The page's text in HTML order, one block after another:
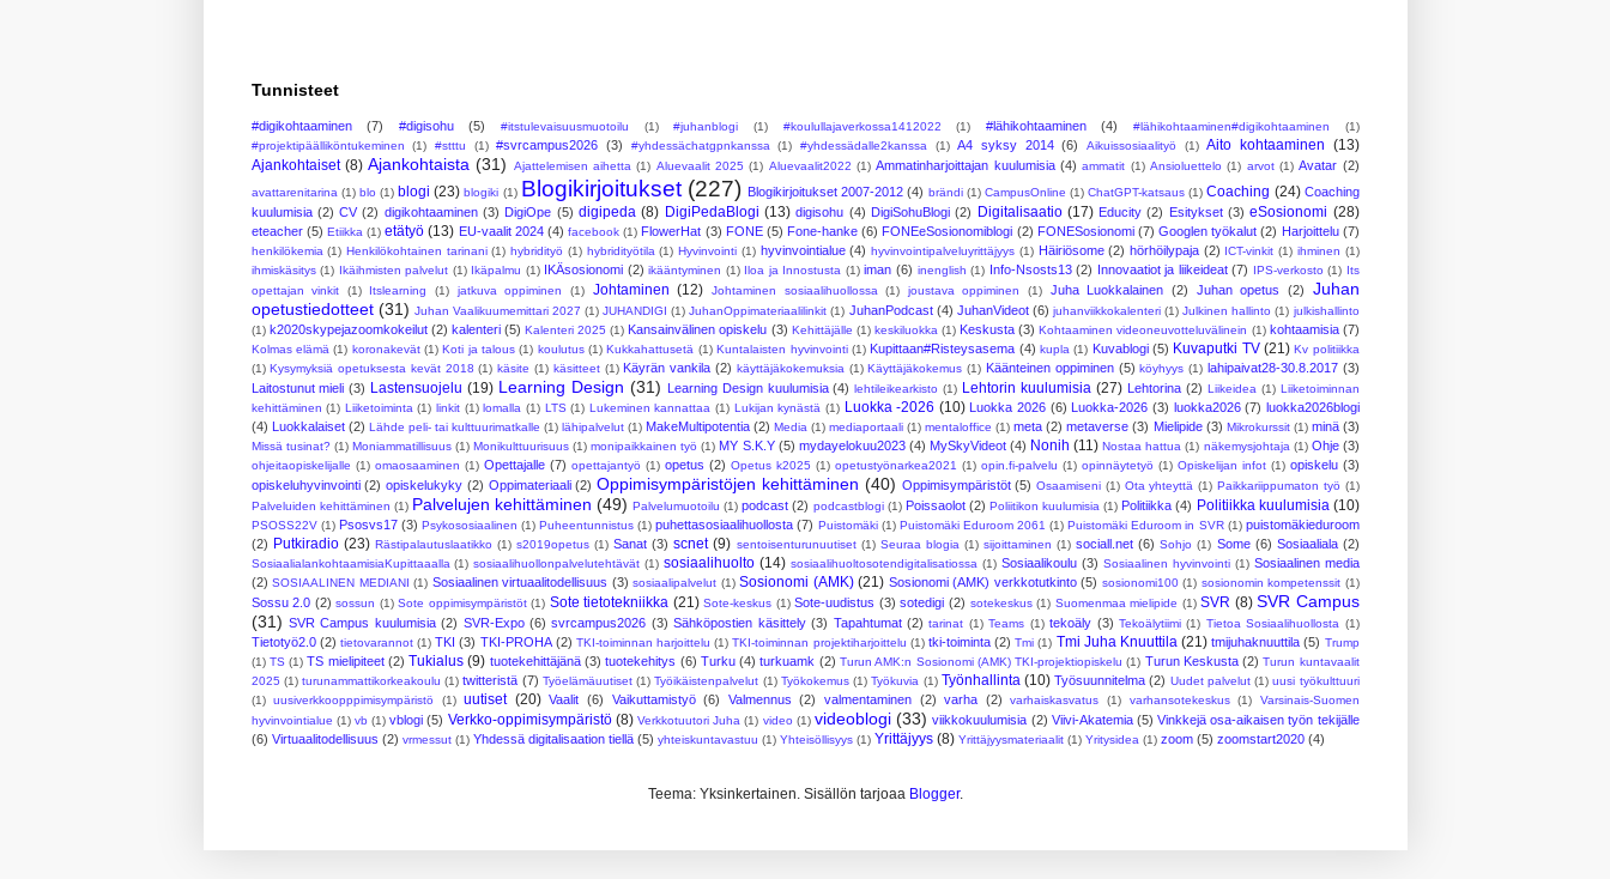
Tunnisteet
#digikohtaaminen (7) #digisohu (5) #itstulevaisuusmuotoilu (1) #juhanblogi (1) #koulullajaverkossa1412022 (1) #lähikohtaaminen (4) #lähikohtaaminen#digikohtaaminen
(1)
#projektipäälliköntukeminen
(1) #stttu (1) #svrcampus2026 (3) #yhdessächatgpnkanssa (1) #yhdessädalle2kanssa (1) A4 syksy 2014 (6) Aikuissosiaalityö (1) Aito kohtaaminen (13)
Ajankohtaiset (8) Ajankohtaista (31) Ajattelemisen aihetta (1) Aluevaalit 2025 (1) Aluevaalit2022 (1) Ammatinharjoittajan kuulumisia (4) ammatit (1) Ansioluettelo (1) arvot (1) Avatar (2)
avattarenitarina (1) blo (1) blogi (23) blogiki (1) Blogikirjoitukset (227) Blogikirjoitukset 2007-2012 (4) brändi (1) CampusOnline (1) ChatGPT-katsaus (1) Coaching (24) Coaching
kuulumisia (2) CV (2) digikohtaaminen (3) DigiOpe (5) digipeda (8) DigiPedaBlogi (13) digisohu (4) DigiSohuBlogi (2) Digitalisaatio (17) Educity (2) Esitykset (3) eSosionomi (28)
eteacher (5) Etiikka (1) etätyö (13) EU-vaalit 2024 (4) facebook (1) FlowerHat (3) FONE (5) Fone-hanke (6) FONEeSosionomiblogi (2) FONESosionomi (7) Googlen työkalut (2) Harjoittelu (7)
henkilökemia (1) Henkilökohtainen tarinani (1) hybridityö (1) hybridityötila (1) Hyvinvointi (1) hyvinvointialue (4) hyvinvointipalveluyrittäjyys (1) Häiriösome (2) hörhöilypaja (2) ICT-vinkit (1) ihminen (1)
ihmiskäsitys (1) Ikäihmisten palvelut (1) Ikäpalmu (1) IKÄsosionomi (2) ikääntyminen (1) Iloa ja Innostusta (1) iman (6) inenglish (1) Info-Nsosts13 (2) Innovaatiot ja liikeideat (7) IPS-verkosto (1) Its
opettajan vinkit
(1) Itslearning (1) jatkuva oppiminen (1) Johtaminen (12) Johtaminen sosiaalihuollossa (1) joustava oppiminen (1) Juha Luokkalainen (2) Juhan opetus (2)
Juhan
opetustiedotteet (31) Juhan Vaalikuumemittari 2027 (1) JUHANDIGI (1) JuhanOppimateriaalilinkit (1) JuhanPodcast (4) JuhanVideot (6) juhanviikkokalenteri (1) Julkinen hallinto (1) julkishallinto
(1) k2020skypejazoomkokeilut (2) kalenteri (5) Kalenteri 2025 (1) Kansainvälinen opiskelu (3) Kehittäjälle (1) keskiluokka (1) Keskusta (3) Kohtaaminen videoneuvotteluvälinein (1) kohtaamisia (7)
Kolmas elämä (1) koronakevät (1) Koti ja talous (1) koulutus (1) Kukkahattusetä (1) Kuntalaisten hyvinvointi (1) Kupittaan#Risteysasema (4) kupla (1) Kuvablogi (5) Kuvaputki TV (21) Kv politiikka
(1) Kysymyksiä opetuksesta kevät 2018 (1) käsite (1) käsitteet (1) Käyrän vankila (2) käyttäjäkokemuksia (1) Käyttäjäkokemus (1) Käänteinen oppiminen (5) köyhyys (1) lahipaivat28-30.8.2017 (3)
Laitostunut mieli (3) Lastensuojelu (19) Learning Design (31) Learning Design kuulumisia (4) lehtileikearkisto (1) Lehtorin kuulumisia (27) Lehtorina (2) Liikeidea (1) Liiketoiminnan
kehittäminen (1) Liiketoiminta (1) linkit (1) lomalla (1) LTS (1) Lukeminen kannattaa (1) Lukijan kynästä (1) Luokka -2026 (10) Luokka 2026 (6) Luokka-2026 (3) luokka2026 (7) luokka2026blogi
(4) Luokkalaiset (2) Lähde peli- tai kulttuurimatkalle (1) lähipalvelut (1) MakeMultipotentia (2) Media (1) mediaportaali (1) mentaloffice (1) meta (2) metaverse (3) Mielipide (3) Mikrokurssit (1) minä (3)
Missä tusinat? (1) Moniammatillisuus (1) Monikulttuurisuus (1) monipaikkainen työ (1) MY S.K.Y (5) mydayelokuu2023 (4) MySkyVideot (4) Nonih (11) Nostaa hattua (1) näkemysjohtaja (1) Ohje (3)
ohjeitaopiskelijalle (1) omaosaaminen (1) Opettajalle (7) opettajantyö (1) opetus (2) Opetus k2025 (1) opetustyönarkea2021 (1) opin.fi-palvelu (1) opinnäytetyö (1) Opiskelijan infot (1) opiskelu (3)
opiskeluhyvinvointi (2) opiskelukyky (2) Oppimateriaali (2) Oppimisympäristöjen kehittäminen (40) Oppimisympäristöt (5) Osaamiseni (1) Ota yhteyttä (1) Paikkariippumaton työ (1)
Palveluiden kehittäminen (1) Palvelujen kehittäminen (49) Palvelumuotoilu (1) podcast (2) podcastblogi (1) Poissaolot (2) Poliitikon kuulumisia (1) Politiikka (4) Politiikka kuulumisia (10)
PSOSS22V (1) Psosvs17 (3) Psykososiaalinen (1) Puheentunnistus (1) puhettasosiaalihuollosta (7) Puistomäki (1) Puistomäki Eduroom 2061 (1) Puistomäki Eduroom in SVR (1) puistomäkieduroom
(2) Putkiradio (23) Rästipalautuslaatikko (1) s2019opetus (1) Sanat (3) scnet (9) sentoisenturunuutiset (1) Seuraa blogia (1) sijoittaminen (1) sociall.net (6) Sohjo (1) Some (6) Sosiaaliala (2)
SosiaalialankohtaamisiaKupittaaalla (1) sosiaalihuollonpalvelutehtävät (1) sosiaalihuolto (14) sosiaalihuoltosotendigitalisatiossa (1) Sosiaalikoulu (3) Sosiaalinen hyvinvointi (1) Sosiaalinen media
(2) SOSIAALINEN MEDIANI (1) Sosiaalinen virtuaalitodellisuus (3) sosiaalipalvelut (1) Sosionomi (AMK) (21) Sosionomi (AMK) verkkotutkinto (5) sosionomi100 (1) sosionomin kompetenssit (1)
Sossu 2.0 (2) sossun (1) Sote oppimisympäristöt (1) Sote tietotekniikka (21) Sote-keskus (1) Sote-uudistus (3) sotedigi (2) sotekeskus (1) Suomenmaa mielipide (1) SVR (8) SVR Campus
(31) SVR Campus kuulumisia (2) SVR-Expo (6) svrcampus2026 (3) Sähköpostien käsittely (3) Tapahtumat (2) tarinat (1) Teams (1) tekoäly (3) Tekoälytiimi (1) Tietoa Sosiaalihuollosta (1)
Tietotyö2.0 (2) tietovarannot (1) TKI (3) TKI-PROHA (2) TKI-toiminnan harjoittelu (1) TKI-toiminnan projektiharjoittelu (1) tki-toiminta (2) Tmi (1) Tmi Juha Knuuttila (21) tmijuhaknuuttila (5) Trump
(1) TS (1) TS mielipiteet (2) Tukialus (9) tuotekehittäjänä (3) tuotekehitys (6) Turku (4) turkuamk (2) Turun AMK:n Sosionomi (AMK) TKI-projektiopiskelu (1) Turun Keskusta (2) Turun kuntavaalit
2025 (1) turunammattikorkeakoulu (1) twitteristä (7) Työelämäuutiset (1) Työikäistenpalvelut (1) Työkokemus (1) Työkuvia (1) Työnhallinta (10) Työsuunnitelma (2) Uudet palvelut (1) uusi työkulttuuri
(1) uusiverkkoopppimisympäristö (1) uutiset (20) Vaalit (6) Vaikuttamistyö (6) Valmennus (2) valmentaminen (2) varha (2) varhaiskasvatus (1) varhansotekeskus (1)
Varsinais-Suomen
hyvinvointialue (1) vb (1) vblogi (5) Verkko-oppimisympäristö (8) Verkkotuutori Juha (1) video (1) videoblogi (33) viikkokuulumisia (2) Viivi-Akatemia (5) Vinkkejä osa-aikaisen työn tekijälle
(6) Virtuaalitodellisuus (2) vrmessut (1) Yhdessä digitalisaation tiellä (5) yhteiskuntavastuu (1) Yhteisöllisyys (1) Yrittäjyys (8) Yrittäjyysmateriaalit (1) Yritysidea (1) zoom (5) zoomstart2020 (4)
Teema: Yksinkertainen. Sisällön tarjoaa Blogger.